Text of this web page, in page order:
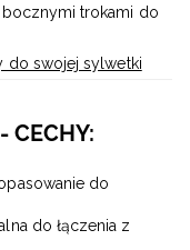
trokami do
do swojej sylwetki
do
do łączenia z